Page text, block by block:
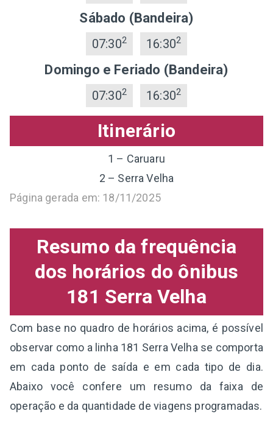
Sábado (Bandeira)
07:302 16:302
Domingo e Feriado (Bandeira)
07:302 16:302
Itinerário
1 – Caruaru
2 – Serra Velha
Página gerada em: 18/11/2025
Resumo da frequência
dos horários do ônibus
181 Serra Velha
Com base no quadro de horários acima, é possível
observar como a linha 181 Serra Velha se comporta
em cada ponto de saída e em cada tipo de dia.
Abaixo você confere um resumo da faixa de
operação e da quantidade de viagens programadas.